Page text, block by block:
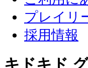
プレイリ
採用情報
キドキド